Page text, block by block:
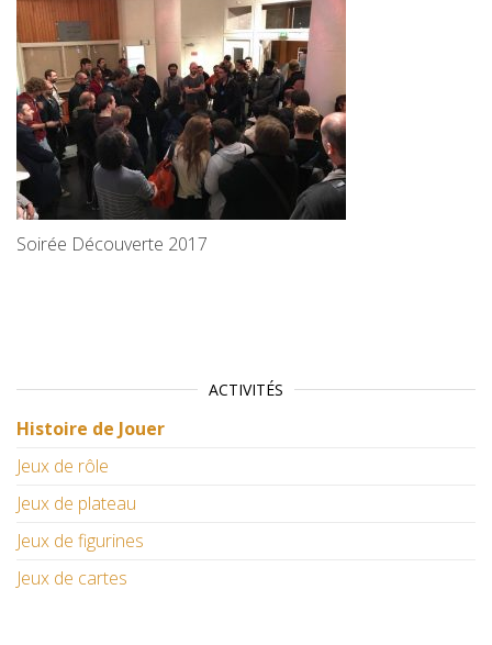
Soirée Découverte 2017
ACTIVITÉS
Histoire de Jouer
Jeux de rôle
Jeux de plateau
Jeux de figurines
Jeux de cartes